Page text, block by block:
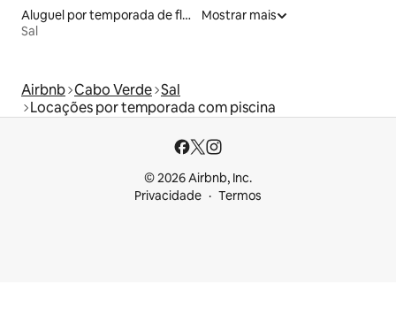
Aluguel por temporada de flats
Sal
Mostrar mais
Airbnb Cabo Verde Sal
Locações por temporada com piscina
© 2026 Airbnb, Inc.
Privacidade
Termos